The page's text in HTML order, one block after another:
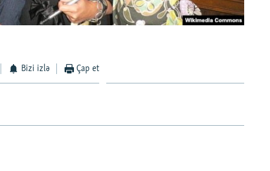
Bizi izlə Çap et